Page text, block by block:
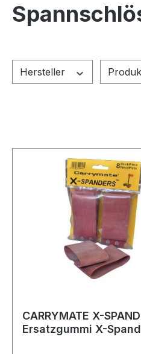
Hersteller
CARRYMATE X-
Ersatzgummi X-